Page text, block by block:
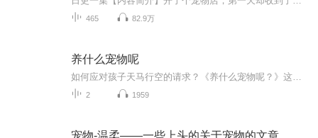
465 82.9万
养什么宠物呢
2 1959
宠物-温柔——一些上头的关于宠物的文章